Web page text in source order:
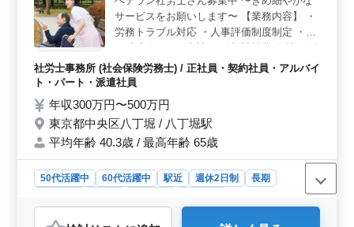
充実した休日制度です。土日祝や夏季休暇、GW休暇、年
末年始などの長期休暇を活用し、リフレッシュすること
ができます。仕事とプライベートの両立が図れるため、
ワークライフバランスを保ちながら充実した働き方がで
きます。
サービスをお願いします〜 【業務内容】 ・
労務トラブル対応 ・人事評価制度制定 ・各
考＊ ・週休2日制 ・福利厚生充実 皆様のご
応募お待ちしてしております！
社労士事務所 (社会保険労務士) / 正社員・契約社員・アルバイ
ト・パート・派遣社員
年収300万円〜500万円
東京都中央区八丁堀 / 八丁堀駅
平均年齢 40.3歳 / 最高年齢 65歳
50代活躍中 60代活躍中 駅近 週休2日制
長期
社労士事務所